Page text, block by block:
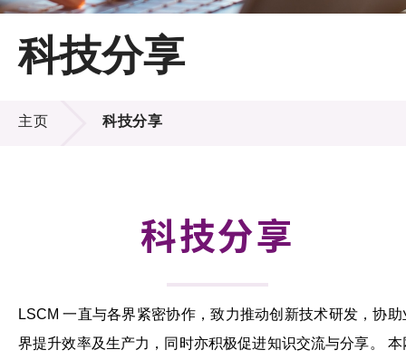
主页
关于LSCM
技术商品化
科技分享
科技分享
主页 科技分享
科技分享
LSCM 一直与各界紧密协作，致力推动创新技术研发，协助
界提升效率及生产力，同时亦积极促进知识交流与分享。 本